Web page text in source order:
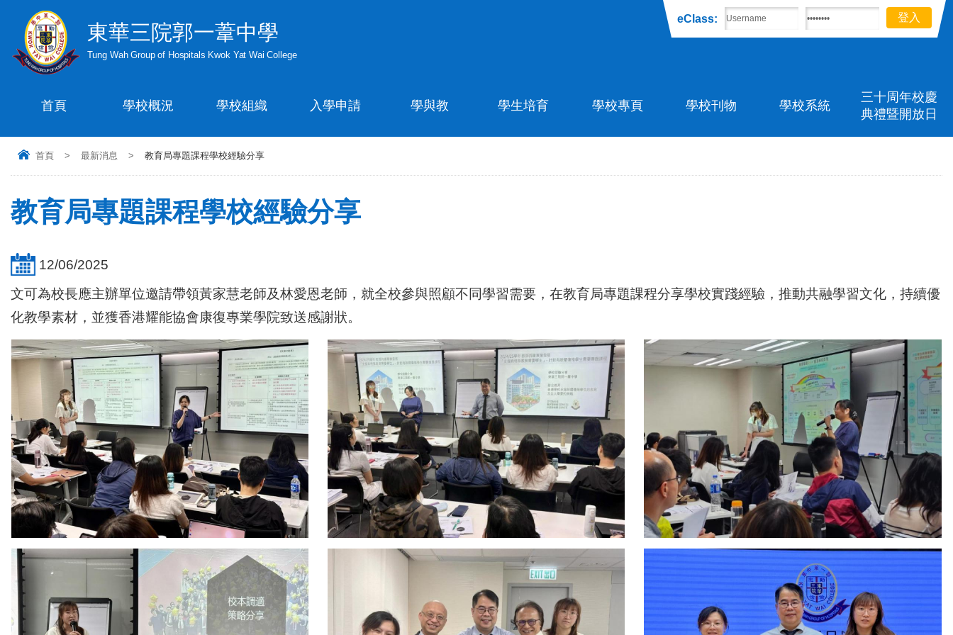
東華三院郭一葦中學
Tung Wah Group of Hospitals Kwok Yat Wai College
eClass:
首頁 學校概況 學校組織 入學申請 學與教 學生培育 學校專頁 學校刊物 學校系統
三十周年校慶
典禮暨開放日
首頁 > 最新消息 > 教育局專題課程學校經驗分享
教育局專題課程學校經驗分享
12/06/2025
文可為校長應主辦單位邀請帶領黃家慧老師及林愛恩老師， 就全校參與照顧不同學習需要， 在教育局專題課程分享學校實踐經驗 ， 推動共融學習文化，持續優
化教學素材，並獲香港耀能協會康復專業學院致送感謝狀。